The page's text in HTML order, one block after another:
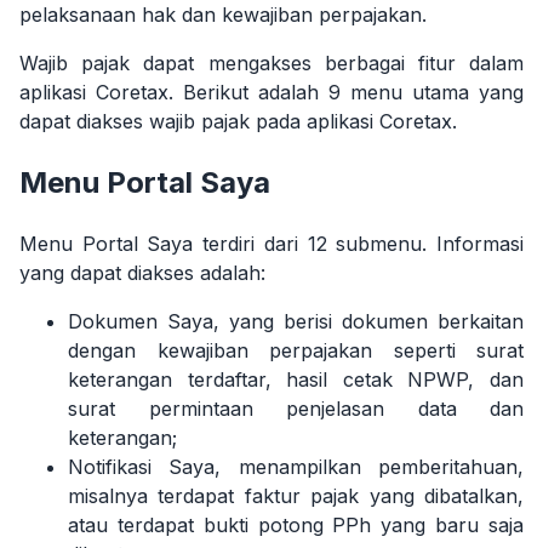
pelaksanaan hak dan kewajiban perpajakan.
Wajib pajak dapat mengakses berbagai fitur dalam
aplikasi Coretax. Berikut adalah 9 menu utama yang
dapat diakses wajib pajak pada aplikasi Coretax.
Menu Portal Saya
Menu Portal Saya terdiri dari 12 submenu. Informasi
yang dapat diakses adalah:
Dokumen Saya, yang berisi dokumen berkaitan
dengan kewajiban perpajakan seperti surat
keterangan terdaftar, hasil cetak NPWP, dan
surat permintaan penjelasan data dan
keterangan;
Notifikasi Saya, menampilkan pemberitahuan,
misalnya terdapat faktur pajak yang dibatalkan,
atau terdapat bukti potong PPh yang baru saja